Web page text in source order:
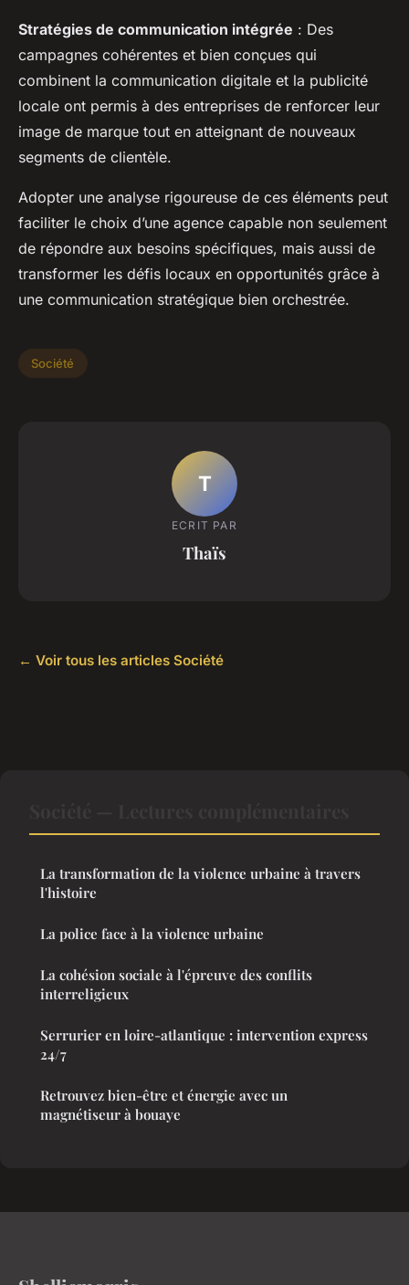
Stratégies de communication intégrée : Des
campagnes cohérentes et bien conçues qui
combinent la communication digitale et la publicité
locale ont permis à des entreprises de renforcer leur
image de marque tout en atteignant de nouveaux
segments de clientèle.
Adopter une analyse rigoureuse de ces éléments peut
faciliter le choix d’une agence capable non seulement
de répondre aux besoins spécifiques, mais aussi de
transformer les défis locaux en opportunités grâce à
une communication stratégique bien orchestrée.
Société
T
ECRIT PAR
Thaïs
← Voir tous les articles Société
La transformation de la violence urbaine à travers
l'histoire
La police face à la violence urbaine
La cohésion sociale à l'épreuve des conflits
interreligieux
Serrurier en loire-atlantique : intervention express
24/7
Retrouvez bien-être et énergie avec un
magnétiseur à bouaye